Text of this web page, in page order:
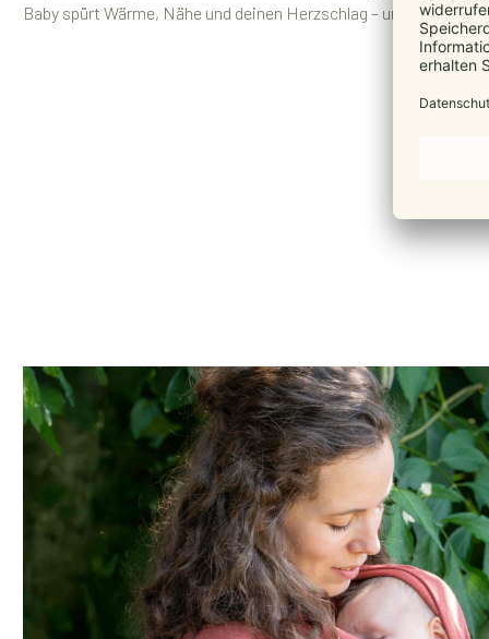
Baby spürt Wärme, Nähe und deinen Herzschlag – und kommt